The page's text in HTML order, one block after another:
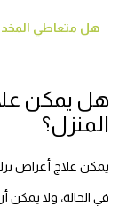
هل متعاطي
هل يمكن
المنزل؟
يمكن علاج أعراض
في الحالة، ولا يمكن